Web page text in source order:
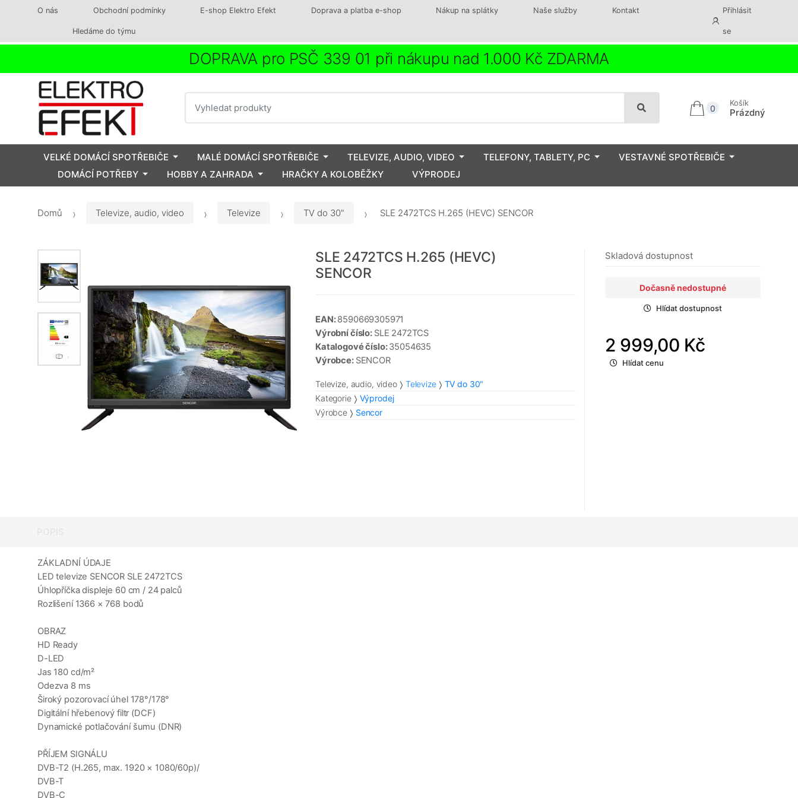
O nás Obchodní podmínky E-shop Elektro Efekt Doprava a platba e-shop Nákup na splátky Naše služby Kontakt
Hledáme do týmu
Přihlásit
se
DOPRAVA pro PSČ 339 01 při nákupu nad 1.000 Kč ZDARMA
0
Košík
Prázdný
VELKÉ DOMÁCÍ SPOTŘEBIČE MALÉ DOMÁCÍ SPOTŘEBIČE TELEVIZE, AUDIO, VIDEO TELEFONY, TABLETY, PC
VESTAVNÉ SPOTŘEBIČE
DOMÁCÍ POTŘEBY
HOBBY A ZAHRADA HRAČKY A KOLOBĚŽKY VÝPRODEJ
Domů Televize, audio, video Televize TV do 30" SLE 2472TCS H.265 (HEVC) SENCOR
SLE 2472TCS H.265 (HEVC)
SENCOR
EAN:8590669305971
Výrobní číslo: SLE 2472TCS
Katalogové číslo:35054635
Výrobce: SENCOR
Televize, audio, video Televize
TV do 30"
Kategorie
Výprodej
Výrobce
Sencor
Skladová dostupnost
Dočasně nedostupné
Hlídat dostupnost
2 999,00 Kč
Hlídat cenu
ZÁKLADNÍ ÚDAJE
LED televize SENCOR SLE 2472TCS
Úhlopříčka displeje 60 cm / 24 palců
Rozlišení 1366 × 768 bodů
OBRAZ
HD Ready
D-LED
Jas 180 cd/m²
Odezva 8 ms
Široký pozorovací úhel 178°/178°
Digitální hřebenový filtr (DCF)
Dynamické potlačování šumu (DNR)
PŘÍJEM SIGNÁLU
DVB-T2 (H.265, max. 1920 × 1080/60p)/
DVB-T
DVB-C